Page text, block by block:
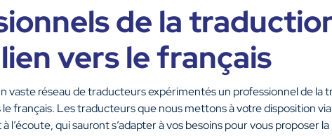
de la
vers le français
vaste réseau de traducteurs expérimentés un professionnel de la
le français. Les traducteurs que nous mettons à votre disposition
qui sauront s’adapter à vos besoins pour vous proposer